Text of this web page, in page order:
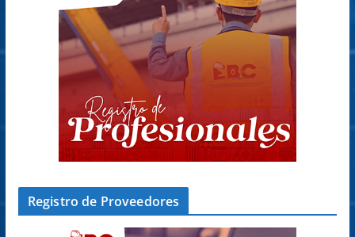
Registro de Proveedores